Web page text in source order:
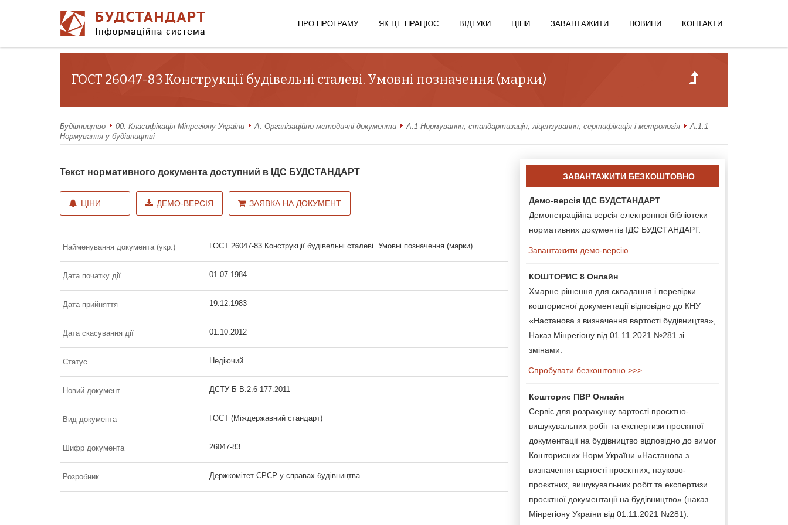
ПРО ПРОГРАМУ ЯК ЦЕ ПРАЦЮЄ ВІДГУКИ ЦІНИ ЗАВАНТАЖИТИ НОВИНИ КОНТАКТИ
ГОСТ 26047-83 Конструкції будівельні сталеві. Умовні позначення (марки)
Будівництво 00. Класифікація Мінрегіону України А. Організаційно-методичні документи А.1 Нормування, стандартизація, ліцензування, сертифікація і метрологія
А.1.1
Нормування у будівництві
Текст нормативного документа доступний в ІДС БУДСТАНДАРТ
ЦІНИ ДЕМО-ВЕРСІЯ ЗАЯВКА НА ДОКУМЕНТ
Найменування документа (укр.) ГОСТ 26047-83 Конструкції будівельні сталеві. Умовні позначення (марки)
Дата початку дії 01.07.1984
Дата прийняття 19.12.1983
Дата скасування дії 01.10.2012
Статус Недіючий
Новий документ ДСТУ Б В.2.6-177:2011
Вид документа ГОСТ (Міждержавний стандарт)
Шифр документа 26047-83
Розробник Держкомітет СРСР у справах будівництва
ЗАВАНТАЖИТИ БЕЗКОШТОВНО
Демо-версія ІДС БУДСТАНДАРТ
Демонстраційна версія електронної бібліотеки
нормативних документів ІДС БУДСТАНДАРТ.
Завантажити демо-версію
КОШТОРИС 8 Онлайн
Хмарне рішення для складання і перевірки
кошторисної документації відповідно до КНУ
«Настанова з визначення вартості будівництва»,
Наказ Мінрегіону від 01.11.2021 №281 зі
змінами.
Спробувати безкоштовно >>>
Кошторис ПВР Онлайн
Сервіс для розрахунку вартості проєктно-
вишукувальних робіт та експертизи проєктної
документації на будівництво відповідно до вимог
Кошторисних Норм України «Настанова з
визначення вартості проєктних, науково-
проєктних, вишукувальних робіт та експертизи
проєктної документації на будівництво» (наказ
Мінрегіону України від 01.11.2021 №281).